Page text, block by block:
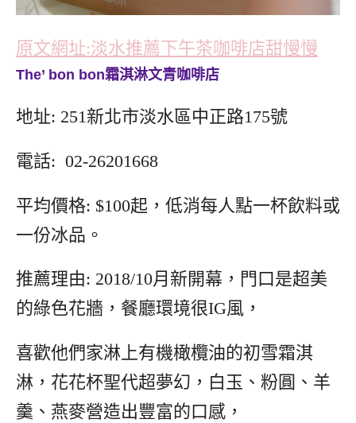
原文網址:淡水推薦下午茶咖啡店甜慢慢
The’ bon bon霜淇淋文青咖啡店
地址: 251新北市淡水區中正路175號
電話: 02-26201668
平均價格: $100起，低消每人點一杯飲料或
一份冰品。
推薦理由: 2018/10月新開幕，門口是超美
的綠色花牆，餐廳環境很IG風，
喜歡他們家淋上有機橄欖油的初雪霜淇
淋，花花杯聖代超夢幻，白玉、粉圓、羊
羹、燕麥營造出豐富的口感，